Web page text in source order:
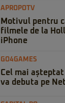
APROPOTV
Motivul pentru
filmele de la
iPhone
GO4GAMES
Cel mai
va debuta pe